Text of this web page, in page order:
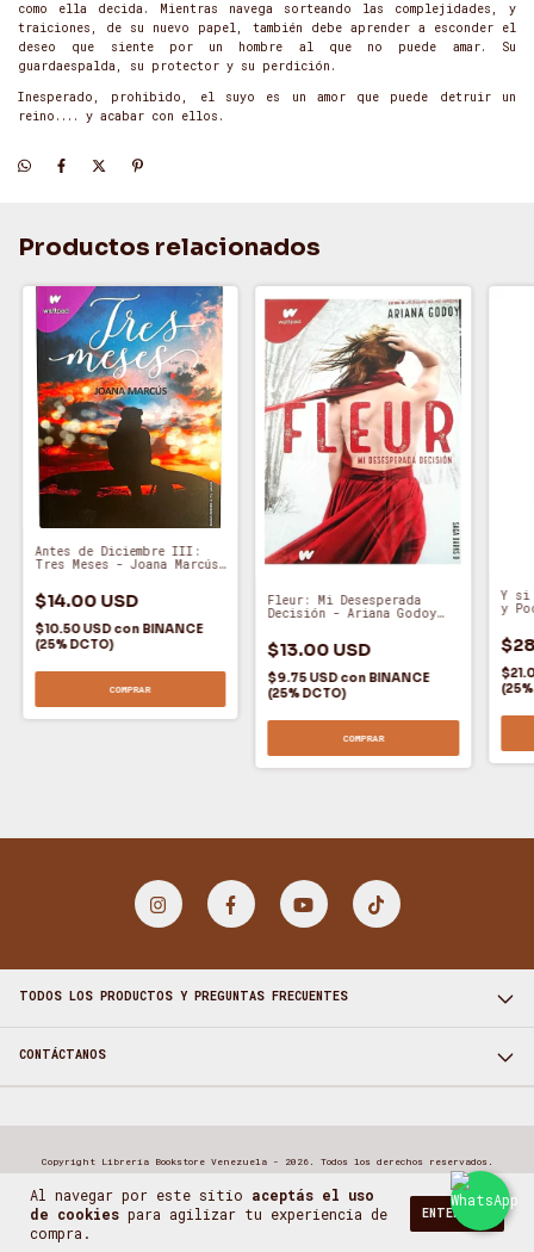
Al navegar por este sitio aceptás el uso
de cookies para agilizar tu experiencia de
compra.
ENTENDIDO
como ella decida. Mientras navega sorteando las complejidades, y
traiciones, de su nuevo papel, también debe aprender a esconder el
deseo que siente por un hombre al que no puede amar. Su
guardaespalda, su protector y su perdición.
Inesperado, prohibido, el suyo es un amor que puede detruir un
reino.... y acabar con ellos.
Productos relacionados
Antes de Diciembre III:
Tres Meses - Joana Marcús
$14.00 USD
$10.50 USDcon BINANCE
(25% DCTO)
COMPRAR
Fleur: Mi Desesperada
Decisión - Ariana Godoy
$13.00 USD
$9.75 USDcon BINANCE
(25% DCTO)
COMPRAR
Y si
y
TODOS LOS PRODUCTOS Y PREGUNTAS FRECUENTES
CONTÁCTANOS
Copyright Librería Bookstore Venezuela - 2026. Todos los derechos reservados.